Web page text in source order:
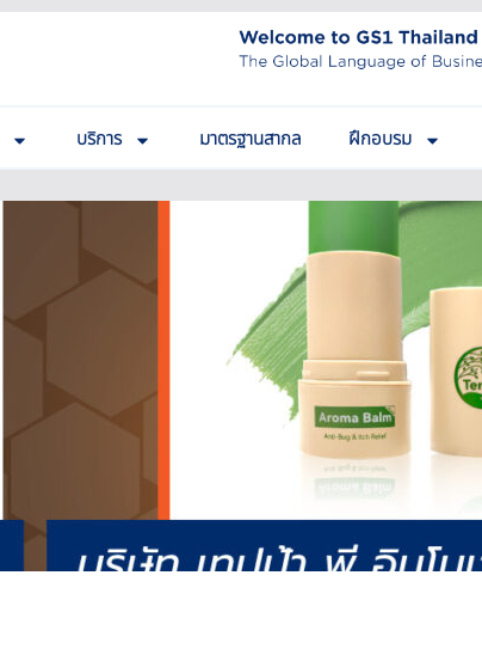
บริการ มาตรฐานสากล ฝึกอบรม